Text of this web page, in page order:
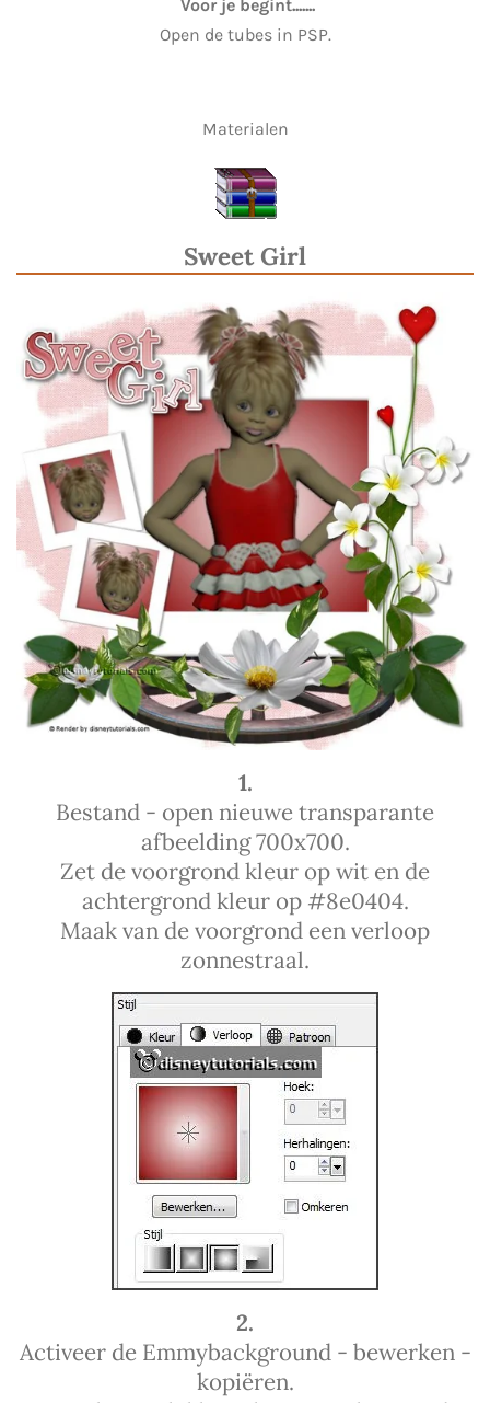
Voor je begint.......
Open de tubes in PSP.
Materialen
Sweet Girl
1.
Bestand - open nieuwe transparante
afbeelding 700x700.
Zet de voorgrond kleur op wit en de
achtergrond kleur op #8e0404.
Maak van de voorgrond een verloop
zonnestraal.
2.
Activeer de Emmybackground - bewerken -
kopiëren.